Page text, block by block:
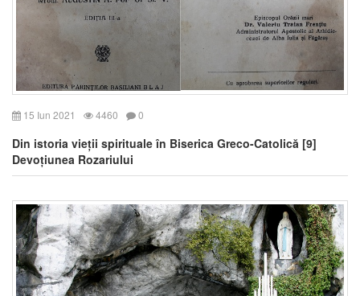
15 Iun 2021 4460 0
Din istoria vieții spirituale în Biserica Greco-Catolică [9]
Devoțiunea Rozariului